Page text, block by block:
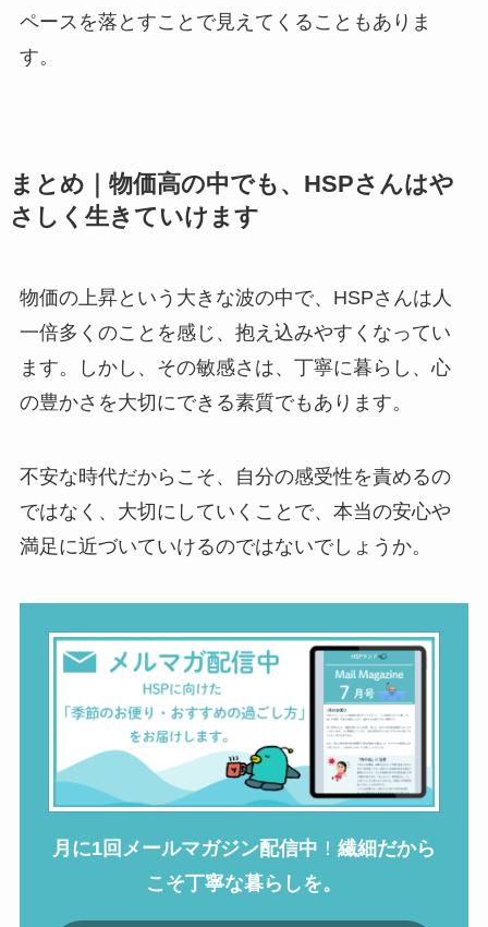
ペースを落とすことで見えてくることもありま
す。
まとめ｜物価高の中でも、HSPさんはや
さしく生きていけます
物価の上昇という大きな波の中で、HSPさんは人
一倍多くのことを感じ、抱え込みやすくなってい
ます。しかし、その敏感さは、丁寧に暮らし、心
の豊かさを大切にできる素質でもあります。
不安な時代だからこそ、自分の感受性を責めるの
ではなく、大切にしていくことで、本当の安心や
満足に近づいていけるのではないでしょうか。
月に1回メールマガジン配信中 ！ 繊細だから
こそ丁寧な暮らしを。